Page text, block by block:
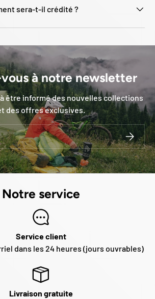
sera-t-il crédité ?
à notre newsletter
être informé des nouvelles collections
des offres exclusives.
Notre service
Service client
dans les 24 heures (jours ouvrables)
Livraison gratuite